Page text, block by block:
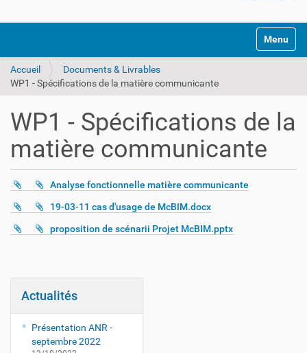
Activer/
Accueil
Documents & Livrables
WP1 - Spécifications de la matière communicante
WP1 - Spécifications de la
matière communicante
Analyse fonctionnelle matière communicante
19-03-11 cas d'usage de McBIM.docx
proposition de scénarii Projet McBIM.pptx
Actualités
Présentation ANR -
septembre 2022